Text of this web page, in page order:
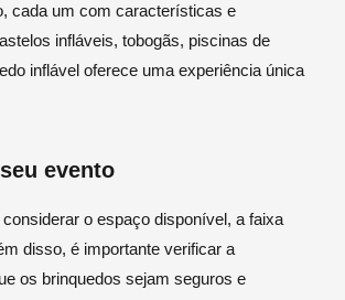
cada um com características e
infláveis, tobogãs, piscinas de
inflável oferece uma experiência única
evento
o espaço disponível, a faixa
disso, é importante verificar a
os brinquedos sejam seguros e